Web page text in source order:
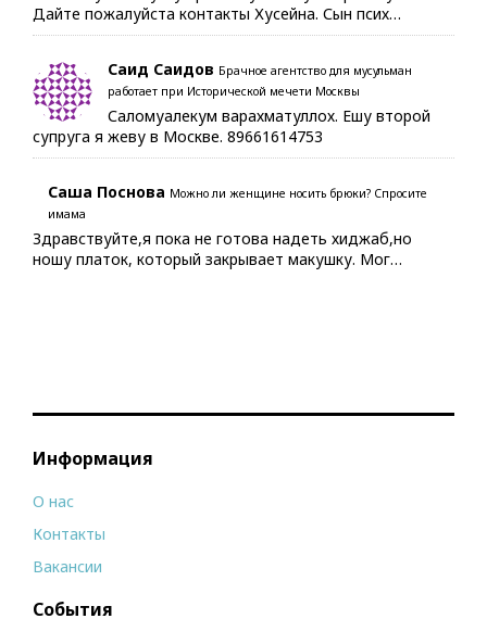
Дайте пожалуйста контакты Хусейна. Сын псих…
Саид Саидов Брачное агентство для мусульман
работает при Исторической мечети Москвы
Саломуалекум варахматуллох. Ешу второй
супруга я жеву в Москве. 89661614753
Саша Поснова Можно ли женщине носить брюки? Спросите
имама
Здравствуйте,я пока не готова надеть хиджаб,но
ношу платок, который закрывает макушку. Мог…
Информация
О нас
Контакты
Вакансии
События